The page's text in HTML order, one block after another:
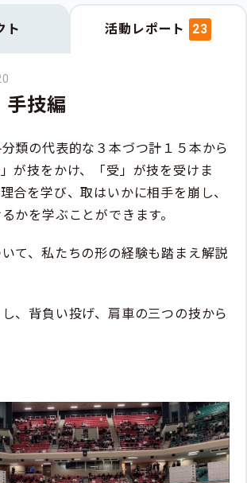
ト 活動レポート 23
技編
類の代表的な３本づつ計１５本から
が技をかけ、「受」が技を受けま
合を学び、取はいかに相手を崩し、
かを学ぶことができます。
て、私たちの形の経験も踏まえ解説
、背負い投げ、肩車の三つの技から